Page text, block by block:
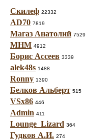
Скилеф 22332
AD70 7819
Магаз Анатолий 7529
МНМ 4912
Борис Ассеев 3339
alek48s 1488
Ronny 1390
Белков Альберт 515
VSx86 446
Admin 411
Lounge_Lizard 364
Гудков А.И. 274